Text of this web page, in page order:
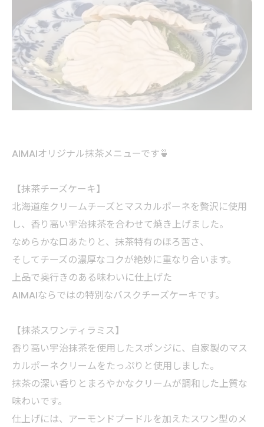
AIMAIオリジナル抹茶メニューです🍵
【抹茶チーズケーキ】
北海道産クリームチーズとマスカルポーネを贅沢に使用
し、香り高い宇治抹茶を合わせて焼き上げました。
なめらかな口あたりと、抹茶特有のほろ苦さ、
そしてチーズの濃厚なコクが絶妙に重なり合います。
上品で奥行きのある味わいに仕上げた
AIMAIならではの特別なバスクチーズケーキです。
【抹茶スワンティラミス】
香り高い宇治抹茶を使用したスポンジに、自家製のマス
カルポーネクリームをたっぷりと使用しました。
抹茶の深い香りとまろやかなクリームが調和した上質な
味わいです。
仕上げには、アーモンドプードルを加えたスワン型のメ